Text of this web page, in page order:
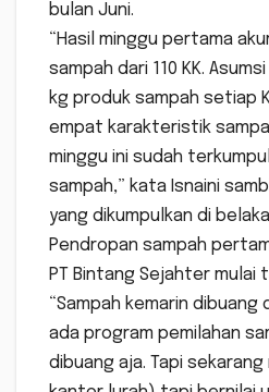
bulan Juni.
“Hasil minggu pertama
sampah dari 110 KK.
kg produk sampah setiap
empat karakteristik
minggu ini sudah
sampah,” kata Isnaini
yang dikumpulkan di
Pendropan sampah
PT Bintang Sejahter mulai
“Sampah kemarin dibuang
ada program pemilahan
dibuang aja. Tapi